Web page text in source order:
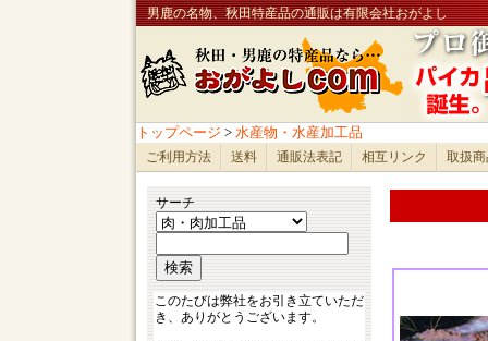
男鹿の名物、秋田特産品の通販は有限会社おがよし
トップページ > 水産物・水産加工品
ご利用方法 送料 通販法表記 相互リンク 取扱
サーチ
このたびは弊社をお引き立ていただ
き、ありがとうございます。